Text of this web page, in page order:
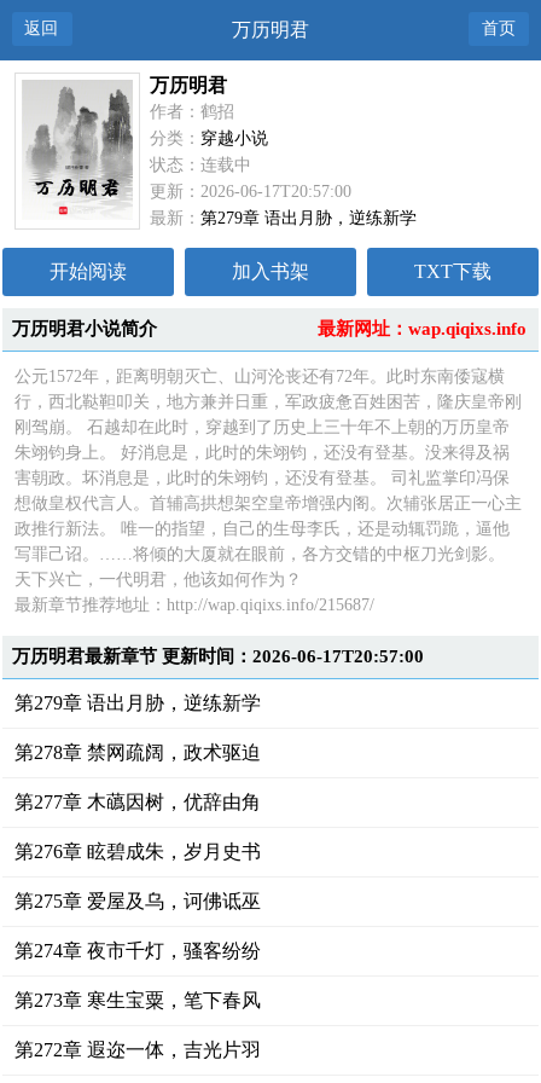
返回 万历明君 首页
万历明君
作者：鹤招
分类： 穿越小说
状态：连载中
更新：2026-06-17T20:57:00
最新：第279章 语出月胁，逆练新学
开始阅读 加入书架 TXT下载
最新网址：wap.qiqixs.info
万历明君小说简介
公元1572年，距离明朝灭亡、山河沦丧还有72年。此时东南倭寇横
行，西北鞑靼叩关，地方兼并日重，军政疲惫百姓困苦，隆庆皇帝刚
刚驾崩。 石越却在此时，穿越到了历史上三十年不上朝的万历皇帝
朱翊钧身上。 好消息是，此时的朱翊钧，还没有登基。没来得及祸
害朝政。坏消息是，此时的朱翊钧，还没有登基。 司礼监掌印冯保
想做皇权代言人。首辅高拱想架空皇帝增强内阁。次辅张居正一心主
政推行新法。 唯一的指望，自己的生母李氏，还是动辄罚跪，逼他
写罪己诏。……将倾的大厦就在眼前，各方交错的中枢刀光剑影。
天下兴亡，一代明君，他该如何作为？
最新章节推荐地址：http://wap.qiqixs.info/215687/
万历明君最新章节 更新时间：2026-06-17T20:57:00
第279章 语出月胁，逆练新学
第278章 禁网疏阔，政术驱迫
第277章 木蘤因树，优辞由角
第276章 眩碧成朱，岁月史书
第275章 爱屋及乌，诃佛诋巫
第274章 夜市千灯，骚客纷纷
第273章 寒生宝粟，笔下春风
第272章 遐迩一体，吉光片羽